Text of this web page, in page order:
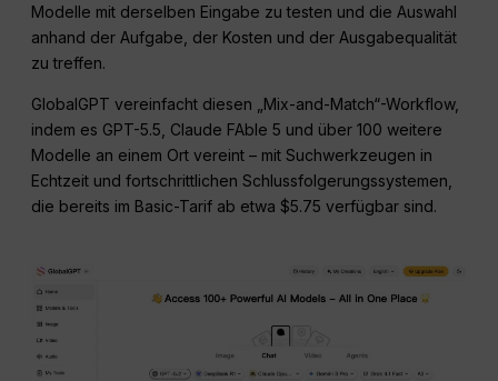
Modelle mit derselben Eingabe zu testen und die Auswahl
anhand der Aufgabe, der Kosten und der Ausgabequalität
zu treffen.
GlobalGPT vereinfacht diesen „Mix-and-Match“-Workflow,
indem es GPT-5.5, Claude FAble 5 und über 100 weitere
Modelle an einem Ort vereint – mit Suchwerkzeugen in
Echtzeit und fortschrittlichen Schlussfolgerungssystemen,
die bereits im Basic-Tarif ab etwa $5.75 verfügbar sind.